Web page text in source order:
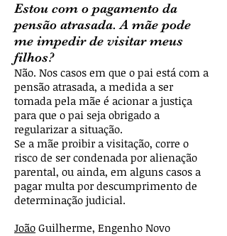
Estou com o pagamento da
pensão atrasada. A mãe pode
me impedir de visitar meus
filhos?
Não. Nos casos em que o pai está com a
pensão atrasada, a medida a ser
tomada pela mãe é acionar a justiça
para que o pai seja obrigado a
regularizar a situação.
Se a mãe proibir a visitação, corre o
risco de ser condenada por alienação
parental, ou ainda, em alguns casos a
pagar multa por descumprimento de
determinação judicial.
João Guilherme, Engenho Novo